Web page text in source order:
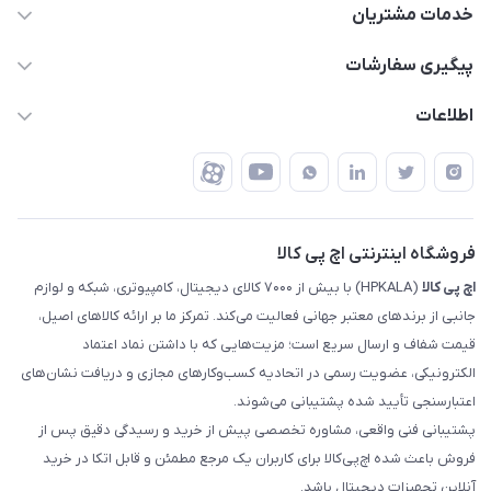
63 0000 43 - 021
تهران - طبقه سوم تجاری - پلاک 11014
خدمات مشتریان
قوانین و مقررات
ضمانت اصالت کالا
پیگیری سفارشات
رهگیری مرسولات پست
رهگیری مرسولات چاپار
رهگیری مرسولات ماهکس
اطلاعات
درباره ما
تماس با ما
فروشگاه اینترنتی اچ پی کالا
اچ‌ پی‌ کالا
(HPKALA) با بیش از ۷۰۰۰ کالای دیجیتال، کامپیوتری، شبکه و لوازم
جانبی از برندهای معتبر جهانی فعالیت می‌کند. تمرکز ما بر ارائه کالاهای اصیل،
قیمت شفاف و ارسال سریع است؛ مزیت‌هایی که با داشتن نماد اعتماد
الکترونیکی، عضویت رسمی در اتحادیه کسب‌وکارهای مجازی و دریافت نشان‌های
اعتبارسنجی تأیید شده پشتیبانی می‌شوند.
پشتیبانی فنی واقعی، مشاوره تخصصی پیش از خرید و رسیدگی دقیق پس از
فروش باعث شده اچ‌پی‌کالا برای کاربران یک مرجع مطمئن و قابل اتکا در خرید
آنلاین تجهیزات دیجیتال باشد.